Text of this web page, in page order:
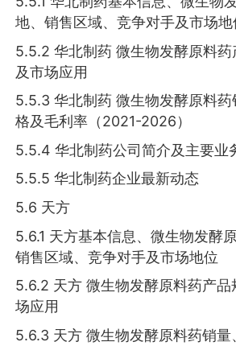
地、销售区域、竞争对手及市场地
5.5.2 华北制药 微生物发酵原料
及市场应用
5.5.3 华北制药 微生物发酵原料
格及毛利率（2021-2026）
5.5.4 华北制药公司简介及主要业
5.5.5 华北制药企业最新动态
5.6 天方
5.6.1 天方基本信息、微生物发酵
销售区域、竞争对手及市场地位
5.6.2 天方 微生物发酵原料药产
场应用
5.6.3 天方 微生物发酵原料药销量